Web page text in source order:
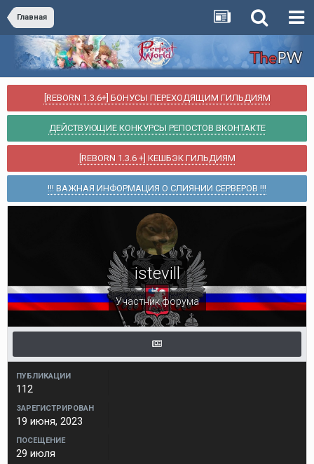
Главная
[REBORN 1.3.6+] БОНУСЫ ПЕРЕХОДЯЩИМ ГИЛЬДИЯМ
ДЕЙСТВУЮЩИЕ КОНКУРСЫ РЕПОСТОВ ВКОНТАКТЕ
[REBORN 1.3.6 +] КЕШБЭК ГИЛЬДИЯМ
!!! ВАЖНАЯ ИНФОРМАЦИЯ О СЛИЯНИИ СЕРВЕРОВ !!!
istevill
Участник форума
ПУБЛИКАЦИИ
112
ЗАРЕГИСТРИРОВАН
19 июня, 2023
ПОСЕЩЕНИЕ
29 июля